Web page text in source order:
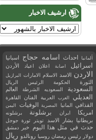
ارشيف الاخبار
ألمانيا احداث اسامه حجاج اسبانيا
اسرائيل اصابة اعلان اعياد الأردن
الاردن الاسد الاسلام الامارات البرازيل
الثورة الحكومة الرئيس الريال
السعودية السعوديه الشرطة العالم
العديلي العرب العربية الفنان القاهرة
القذافي المانيا المصرية الوفيات اليمن
امريكا ايران برشلونة برشلونه
بريطانيا بشار الاسد تويتر ثورة جوجل
حدث في مثل هذا اليوم خبر دمشق
دولار رئيس رمضان روسيا رونالدو ريال